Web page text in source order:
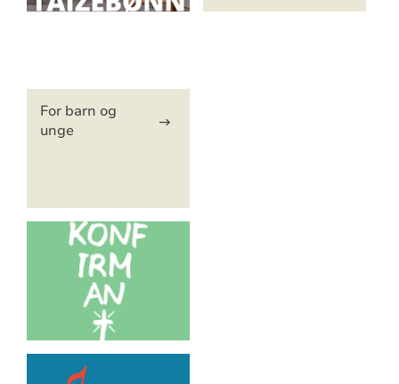
Artikkelsnarveger
For barn og
unge